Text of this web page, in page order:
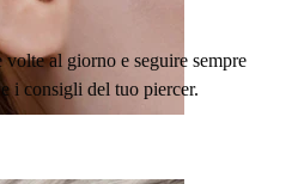
al giorno e seguire sempre
i consigli del tuo piercer.